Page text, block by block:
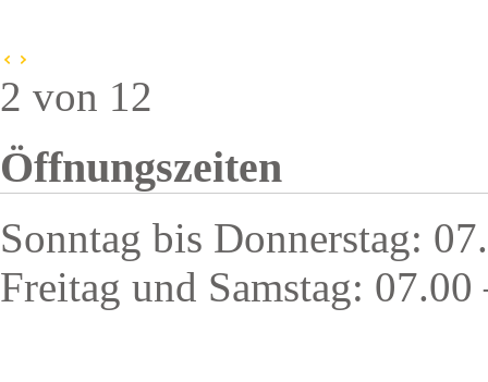
2 von 12
Öffnungszeiten
Sonntag bis Donnerstag:
Freitag und Samstag: